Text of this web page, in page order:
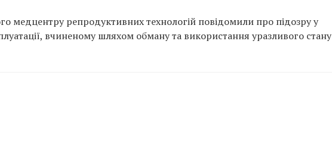
медцентру репродуктивних технологій повідомили про підозру у
вчиненому шляхом обману та використання уразливого стану